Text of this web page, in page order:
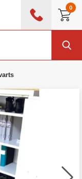
0